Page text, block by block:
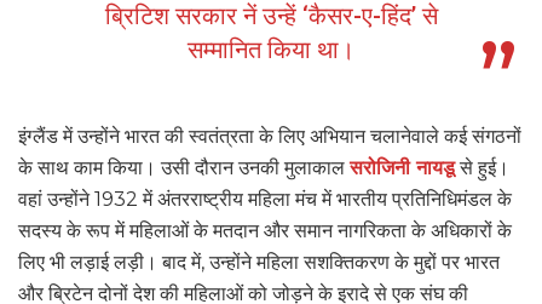
ब्रिटिश सरकार नें उन्हें ‘कैसर-ए-हिंद’ से
सम्मानित किया था।
इंग्लैंड में उन्होंने भारत की स्वतंत्रता के लिए अभियान चलानेवाले कई संगठनों
के साथ काम किया। उसी दौरान उनकी मुलाकालसरोजिनी नायडूसे हुई।
वहां उन्होंने 1932 में अंतरराष्ट्रीय महिला मंच में भारतीय प्रतिनिधिमंडल के
सदस्य के रूप में महिलाओं के मतदान और समान नागरिकता के अधिकारों के
लिए भी लड़ाई लड़ी। बाद में, उन्होंने महिला सशक्तिकरण के मुद्दों पर भारत
और ब्रिटेन दोनों देश की महिलाओं को जोड़ने के इरादे से एक संघ की